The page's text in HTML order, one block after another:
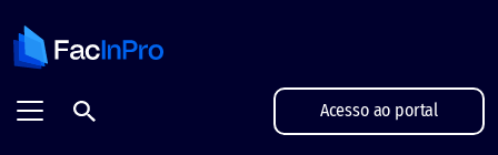
FacInPro - Projetamos grandes
Acesso ao portal